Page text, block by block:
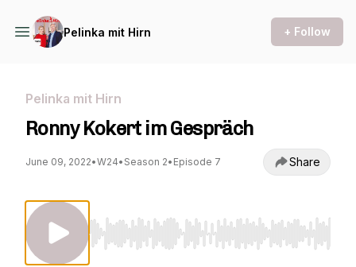
Pelinka mit Hirn + Follow
Pelinka mit Hirn
Ronny Kokert im Gespräch
June 09, 2022•W24• Season 2• Episode 7 Share
Use Left/Right to seek, Home/End to jump